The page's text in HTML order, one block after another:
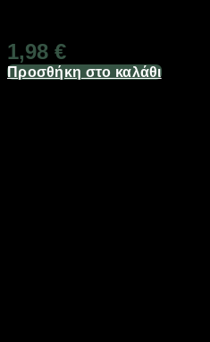
1,98 €
Προσθήκη στο καλάθι